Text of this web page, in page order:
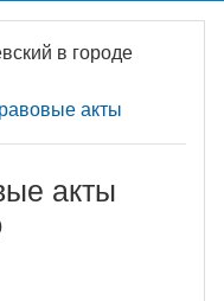
в городе
акты
акты